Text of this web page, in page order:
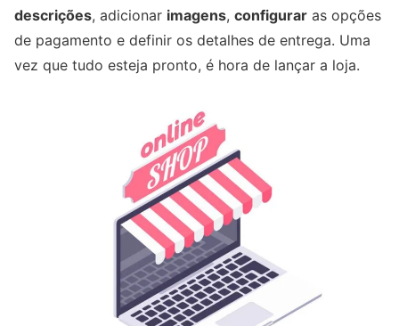
descrições, adicionar imagens, configurar as opções
de pagamento e definir os detalhes de entrega. Uma
vez que tudo esteja pronto, é hora de lançar a loja.